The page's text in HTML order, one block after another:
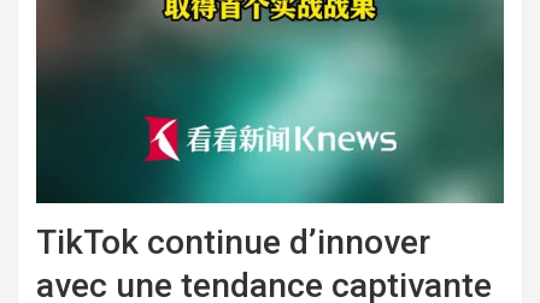
TikTok continue d’innover
avec une tendance captivante